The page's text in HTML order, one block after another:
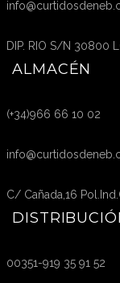
DIP. RIO S/N 30800
ALMACÉN
(+34)966 66 10 02
C/ Cañada,16
00351-919 35 91 52